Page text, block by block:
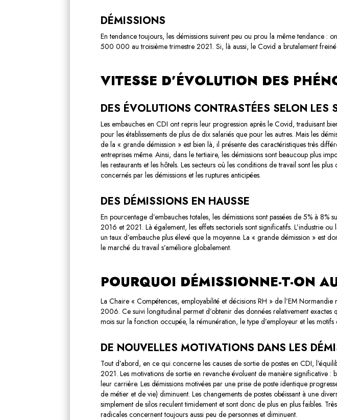
DÉMISSIONS
En tendance toujours, les démissions suivent peu ou prou la même tendance
500 000 au troisième trimestre 2021. Si, là aussi, le Covid a brutalement
VITESSE D’ÉVOLUTION DES
DES ÉVOLUTIONS CONTRASTÉES SELON LES
Les embauches en CDI ont repris leur progression après le Covid, traduisant
pour les établissements de plus de dix salariés que pour les autres. Mais les
de la « grande démission » est bien là, il présente des caractéristiques très
entreprises même. Ainsi, dans le tertiaire, les démissions sont beaucoup plus
les restaurants et les hôtels. Les secteurs où les conditions de travail sont les
concernés par les démissions et les ruptures anticipées.
DES DÉMISSIONS EN HAUSSE
En pourcentage d’embauches totales, les démissions sont passées de 5% à
2016 et 2021. Là également, les effets sectoriels sont significatifs. L’industrie
un taux d’embauche plus élevé que la moyenne. La « grande démission » est
le marché du travail s’améliore globalement.
POURQUOI DÉMISSIONNE-T-ON
La Chaire « Compétences, employabilité et décisions RH » de l’EM Normandie
2006. Ce suivi longitudinal permet d’obtenir des données relativement exactes
mois sur la fonction occupée, la rémunération, le type d’employeur et les motifs
DE NOUVELLES MOTIVATIONS DANS LES
Tout d’abord, en ce qui concerne les causes de sortie de postes en CDI,
2021. Les motivations de sortie en revanche évoluent de manière significative
leur carrière. Les démissions motivées par une prise de poste identique
de métier et de vie) diminuent. Les changements de postes obéissant à une
simplement de silos reculent timidement et sont donc de plus en plus faibles.
radicales concernent toujours aussi peu de personnes et diminuent.